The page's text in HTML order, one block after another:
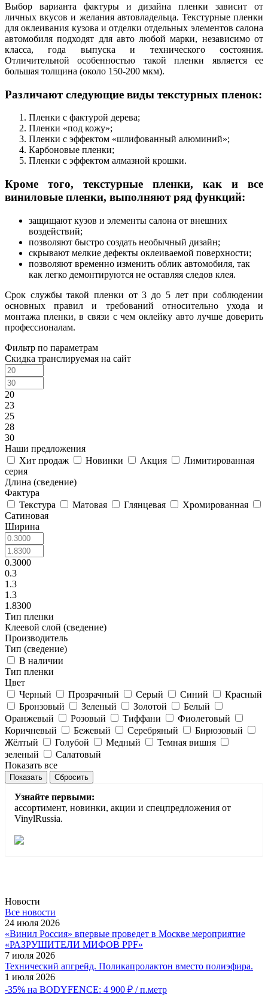
Выбор варианта фактуры и дизайна пленки зависит от
личных вкусов и желания автовладельца. Текстурные пленки
для оклеивания кузова и отделки отдельных элементов салона
автомобиля подходят для авто любой марки, независимо от
класса, года выпуска и технического состояния.
Отличительной особенностью такой пленки является ее
большая толщина (около 150-200 мкм).
Различают следующие виды текстурных пленок:
Пленки с фактурой дерева;
Пленки «под кожу»;
Пленки с эффектом «шлифованный алюминий»;
Карбоновые пленки;
Пленки с эффектом алмазной крошки.
Кроме того, текстурные пленки, как и все
виниловые пленки, выполняют ряд функций:
защищают кузов и элементы салона от внешних
воздействий;
позволяют быстро создать необычный дизайн;
скрывают мелкие дефекты оклеиваемой поверхности;
позволяют временно изменить облик автомобиля, так
как легко демонтируются не оставляя следов клея.
Срок службы такой пленки от 3 до 5 лет при соблюдении
основных правил и требований относительно ухода и
монтажа пленки, в связи с чем оклейку авто лучше доверить
профессионалам.
Фильтр по параметрам
Скидка транслируемая на сайт
20
23
25
28
30
Наши предложения
Хит продаж
Новинки Акция
Лимитированная
серия
Длина (сведение)
Фактура
Текстура
Матовая Глянцевая
Хромированная
Сатиновая
Ширина
0.3000
0.3
1.3
1.3
1.8300
Тип пленки
Клеевой слой (сведение)
Производитель
Тип (сведение)
В наличии
Тип пленки
Цвет
Черный
Прозрачный Серый Синий
Красный
Бронзовый
Зеленый Золотой
Белый
Оранжевый
Розовый Тиффани
Фиолетовый
Коричневый
Бежевый Серебряный
Бирюзовый
Жёлтый
Голубой Медный
Темная вишня
зеленый
Салатовый
Показать все
Сбросить
Узнайте первыми:
ассортимент, новинки, акции и спецпредложения от
VinylRussia.
Новости
Все новости
24 июля 2026
«Винил Россия» впервые проведет в Москве мероприятие
«РАЗРУШИТЕЛИ МИФОВ PPF»
7 июля 2026
Технический апгрейд. Поликапролактон вместо полиэфира.
1 июля 2026
-35% на BODYFENCE: 4 900 ₽ / п.метр